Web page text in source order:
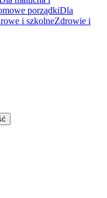
porządkiDla
i szkolneZdrowie i